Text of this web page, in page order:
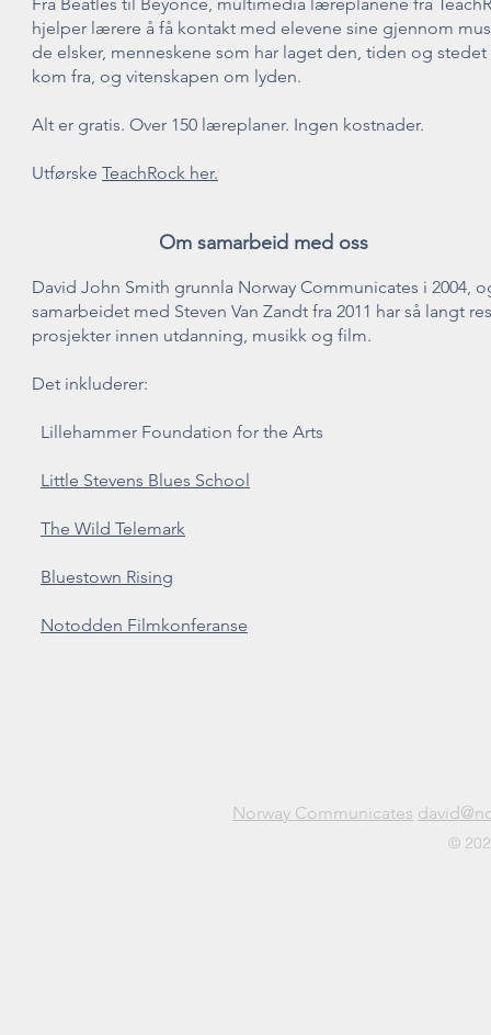
hjelper lærere å få kontakt med elevene sine gjennom
de elsker, menneskene som har laget den, tiden og
kom fra, og vitenskapen om lyden.
Alt er gratis. Over 150 læreplaner. Ingen kostnader.
Utførske TeachRock her.
Om samarbeid med oss
David John Smith grunnla Norway Communicates i 2004,
samarbeidet med Steven Van Zandt fra 2011 har så langt
prosjekter innen utdanning, musikk og film.
Det inkluderer:
Lillehammer Foundation for the Arts
Little Stevens Blues School
The Wild Telemark
Bluestown Rising
Notodden Filmkonferanse
Norway Communicates
©